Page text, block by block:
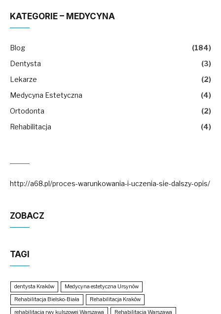
KATEGORIE – MEDYCYNA
Blog
(184)
Dentysta
(3)
Lekarze
(2)
Medycyna Estetyczna
(4)
Ortodonta
(2)
Rehabilitacja
(4)
http://a68.pl/proces-warunkowania-i-uczenia-sie-dalszy-opis/
ZOBACZ
TAGI
dentysta Kraków
Medycyna estetyczna Ursynów
Rehabilitacja Bielsko-Biała
Rehabilitacja Kraków
rehabilitacja rwy kulszowej Warszawa
Rehabilitacja Warszawa